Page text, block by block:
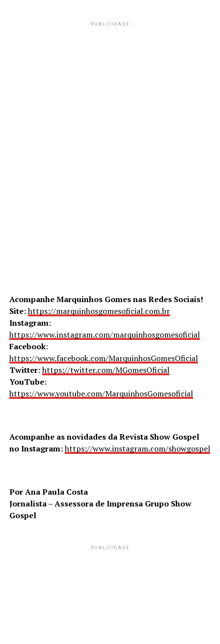
PUBLICIDADE
Acompanhe Marquinhos Gomes nas Redes Sociais!
Site:https://marquinhosgomesoficial.com.br
Instagram:
https://www.instagram.com/marquinhosgomesoficial
Facebook:
https://www.facebook.com/MarquinhosGomesOficial
Twitter:https://twitter.com/MGomesOficial
YouTube:
https://www.youtube.com/MarquinhosGomesoficial
Acompanhe as novidades da Revista Show Gospel
no Instagram:https://www.instagram.com/showgospel
Por Ana Paula Costa
Jornalista – Assessora de Imprensa Grupo Show
Gospel
PUBLICIDADE